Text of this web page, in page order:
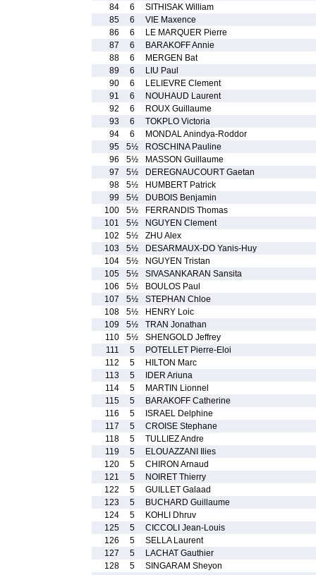
84
6
SITHISAK William
85
6
VIE Maxence
86
6
LE MARQUER Pierre
87
6
BARAKOFF Annie
88
6
MERGEN Bat
89
6
LIU Paul
90
6
LELIEVRE Clement
91
6
NOUHAUD Laurent
92
6
ROUX Guillaume
93
6
TOKPLO Victoria
94
6
MONDAL Anindya-Roddor
95
5½
ROSCHINA Pauline
96
5½
MASSON Guillaume
97
5½
DEREGNAUCOURT Gaetan
98
5½
HUMBERT Patrick
99
5½
DUBOIS Benjamin
100
5½
FERRANDIS Thomas
101
5½
NGUYEN Clement
102
5½
ZHU Alex
103
5½
DESARMAUX-DO Yanis-Huy
104
5½
NGUYEN Tristan
105
5½
SIVASANKARAN Sansita
106
5½
BOULOS Paul
107
5½
STEPHAN Chloe
108
5½
HENRY Loic
109
5½
TRAN Jonathan
110
5½
SHENGOLD Jeffrey
111
5
POTELLET Pierre-Eloi
112
5
HILTON Marc
113
5
IDER Ariuna
114
5
MARTIN Lionnel
115
5
BARAKOFF Catherine
116
5
ISRAEL Delphine
117
5
CROISE Stephane
118
5
TULLIEZ Andre
119
5
ELOUAZZANI Ilies
120
5
CHIRON Arnaud
121
5
NOIRET Thierry
122
5
GUILLET Galaad
123
5
BUCHARD Guillaume
124
5
KOHLI Dhruv
125
5
CICCOLI Jean-Louis
126
5
SELLA Laurent
127
5
LACHAT Gauthier
128
5
SINGARAM Sheyon